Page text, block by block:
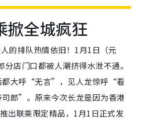
掀全城疯狂
的排队热情依旧！1月1日（元
店门口都被人潮挤得水泄不通。
都大呼“无言”，见人龙惊呼“看
郎”。原来今次长龙是因为香港
出联乘限定精品，1月1日正式发